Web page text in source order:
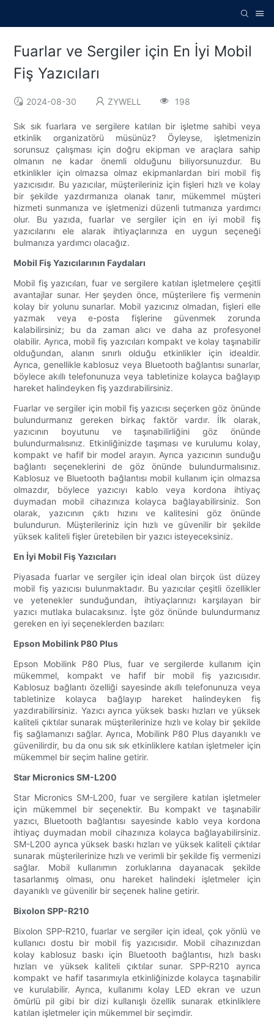
Fuarlar ve Sergiler için En İyi Mobil
Fiş Yazıcıları
2024-08-30 ZYWELL 198
Sık sık fuarlara ve sergilere katılan bir işletme sahibi veya
etkinlik organizatörü müsünüz? Öyleyse, işletmenizin
sorunsuz çalışması için doğru ekipman ve araçlara sahip
olmanın ne kadar önemli olduğunu biliyorsunuzdur. Bu
etkinlikler için olmazsa olmaz ekipmanlardan biri mobil fiş
yazıcısıdır. Bu yazıcılar, müşterileriniz için fişleri hızlı ve kolay
bir şekilde yazdırmanıza olanak tanır, mükemmel müşteri
hizmeti sunmanıza ve işletmenizi düzenli tutmanıza yardımcı
olur. Bu yazıda, fuarlar ve sergiler için en iyi mobil fiş
yazıcılarını ele alarak ihtiyaçlarınıza en uygun seçeneği
bulmanıza yardımcı olacağız.
Mobil Fiş Yazıcılarının Faydaları
Mobil fiş yazıcıları, fuar ve sergilere katılan işletmelere çeşitli
avantajlar sunar. Her şeyden önce, müşterilere fiş vermenin
kolay bir yolunu sunarlar. Mobil yazıcınız olmadan, fişleri elle
yazmak veya e-posta fişlerine güvenmek zorunda
kalabilirsiniz; bu da zaman alıcı ve daha az profesyonel
olabilir. Ayrıca, mobil fiş yazıcıları kompakt ve kolay taşınabilir
olduğundan, alanın sınırlı olduğu etkinlikler için idealdir.
Ayrıca, genellikle kablosuz veya Bluetooth bağlantısı sunarlar,
böylece akıllı telefonunuza veya tabletinize kolayca bağlayıp
hareket halindeyken fiş yazdırabilirsiniz.
Fuarlar ve sergiler için mobil fiş yazıcısı seçerken göz önünde
bulundurmanız gereken birkaç faktör vardır. İlk olarak,
yazıcının boyutunu ve taşınabilirliğini göz önünde
bulundurmalısınız. Etkinliğinizde taşıması ve kurulumu kolay,
kompakt ve hafif bir model arayın. Ayrıca yazıcının sunduğu
bağlantı seçeneklerini de göz önünde bulundurmalısınız.
Kablosuz ve Bluetooth bağlantısı mobil kullanım için olmazsa
olmazdır, böylece yazıcıyı kablo veya kordona ihtiyaç
duymadan mobil cihazınıza kolayca bağlayabilirsiniz. Son
olarak, yazıcının çıktı hızını ve kalitesini göz önünde
bulundurun. Müşterileriniz için hızlı ve güvenilir bir şekilde
yüksek kaliteli fişler üretebilen bir yazıcı isteyeceksiniz.
En İyi Mobil Fiş Yazıcıları
Piyasada fuarlar ve sergiler için ideal olan birçok üst düzey
mobil fiş yazıcısı bulunmaktadır. Bu yazıcılar çeşitli özellikler
ve yetenekler sunduğundan, ihtiyaçlarınızı karşılayan bir
yazıcı mutlaka bulacaksınız. İşte göz önünde bulundurmanız
gereken en iyi seçeneklerden bazıları:
Epson Mobilink P80 Plus
Epson Mobilink P80 Plus, fuar ve sergilerde kullanım için
mükemmel, kompakt ve hafif bir mobil fiş yazıcısıdır.
Kablosuz bağlantı özelliği sayesinde akıllı telefonunuza veya
tabletinize kolayca bağlayıp hareket halindeyken fiş
yazdırabilirsiniz. Yazıcı ayrıca yüksek baskı hızları ve yüksek
kaliteli çıktılar sunarak müşterilerinize hızlı ve kolay bir şekilde
fiş sağlamanızı sağlar. Ayrıca, Mobilink P80 Plus dayanıklı ve
güvenilirdir, bu da onu sık sık etkinliklere katılan işletmeler için
mükemmel bir seçim haline getirir.
Star Micronics SM-L200
Star Micronics SM-L200, fuar ve sergilere katılan işletmeler
için mükemmel bir seçenektir. Bu kompakt ve taşınabilir
yazıcı, Bluetooth bağlantısı sayesinde kablo veya kordona
ihtiyaç duymadan mobil cihazınıza kolayca bağlayabilirsiniz.
SM-L200 ayrıca yüksek baskı hızları ve yüksek kaliteli çıktılar
sunarak müşterilerinize hızlı ve verimli bir şekilde fiş vermenizi
sağlar. Mobil kullanımın zorluklarına dayanacak şekilde
tasarlanmış olması, onu hareket halindeki işletmeler için
dayanıklı ve güvenilir bir seçenek haline getirir.
Bixolon SPP-R210
Bixolon SPP-R210, fuarlar ve sergiler için ideal, çok yönlü ve
kullanıcı dostu bir mobil fiş yazıcısıdır. Mobil cihazınızdan
kolay kablosuz baskı için Bluetooth bağlantısı, hızlı baskı
hızları ve yüksek kaliteli çıktılar sunar. SPP-R210 ayrıca
kompakt ve hafif tasarımıyla etkinliğinizde kolayca taşınabilir
ve kurulabilir. Ayrıca, kullanımı kolay LED ekran ve uzun
ömürlü pil gibi bir dizi kullanışlı özellik sunarak etkinliklere
katılan işletmeler için mükemmel bir seçimdir.